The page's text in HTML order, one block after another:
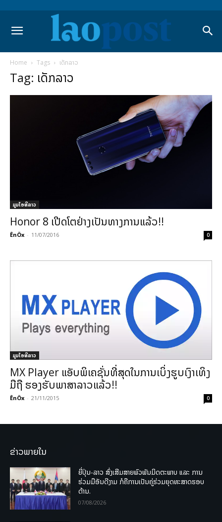
Home Tags ເດັກລາວ
Tag: ເດັກລາວ
ມູມໄອທີລາວ
Honor 8 ເປີດໂຕຢ່າງເປັນທາງການແລ້ວ!!
ÊnÖx - 11/07/2016 0
ມູມໄອທີລາວ
MX Player ແອັບພິເຄຊັ່ນທີ່ສຸດໃນການເບິ່ງຮູບເງົາເທິງ
ມືຖື ຮອງຮັບພາສາລາວແລ້ວ!!
ÊnÖx - 21/11/2015 0
ຂ່າວພາຍໃນ
ຍີ່ປຸ່ນ-ລາວ ສົ່ງເສີມສາຍພົວພັນມິດຕະພາບ ແລະ ການ
ຮ່ວມມືອັນດີງາມ ກໍຄືການເປັນຄູ່ຮ່ວມຍຸດທະສາດຮອບ
ດ້ານ.
07/08/2026